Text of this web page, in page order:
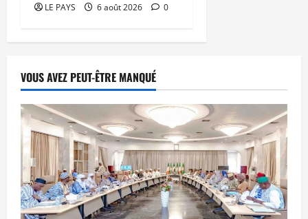
LE PAYS 6 août 2026 0
VOUS AVEZ PEUT-ÊTRE MANQUÉ